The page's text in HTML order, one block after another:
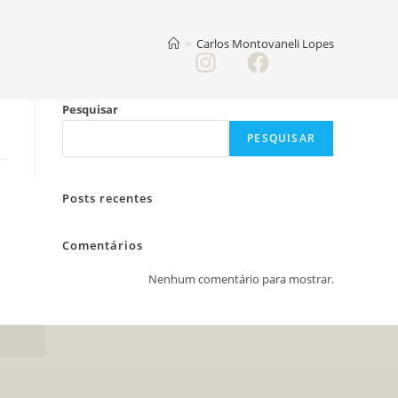
> Carlos Montovaneli Lopes
Pesquisar
PESQUISAR
Posts recentes
Comentários
Nenhum comentário para mostrar.